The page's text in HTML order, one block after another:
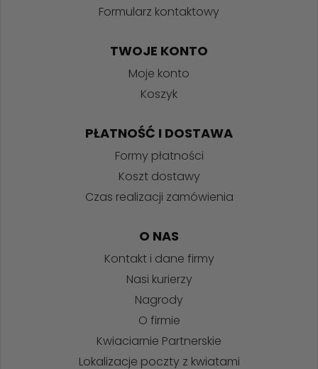
Formularz kontaktowy
TWOJE KONTO
Moje konto
Koszyk
PŁATNOŚĆ I DOSTAWA
Formy płatności
Koszt dostawy
Czas realizacji zamówienia
O NAS
Kontakt i dane firmy
Nasi kurierzy
Nagrody
O firmie
Kwiaciarnie Partnerskie
Lokalizacje poczty z kwiatami